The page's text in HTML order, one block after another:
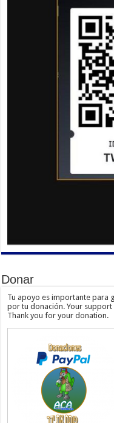
Donar
Tu apoyo es importante para
por tu donación. Your
Thank you for your donation.